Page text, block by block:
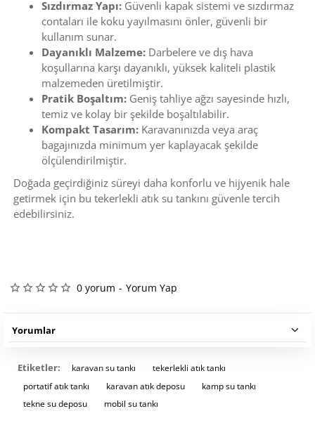
0 yorum - Yorum Yap
Sızdırmaz Yapı: Güvenli kapak sistemi ve sızdırmaz
contaları ile koku yayılmasını önler, güvenli bir
kullanım sunar.
Dayanıklı Malzeme: Darbelere ve dış hava
koşullarına karşı dayanıklı, yüksek kaliteli plastik
malzemeden üretilmiştir.
Pratik Boşaltım: Geniş tahliye ağzı sayesinde hızlı,
temiz ve kolay bir şekilde boşaltılabilir.
Kompakt Tasarım: Karavanınızda veya araç
bagajınızda minimum yer kaplayacak şekilde
ölçülendirilmiştir.
Doğada geçirdiğiniz süreyi daha konforlu ve hijyenik hale
getirmek için bu tekerlekli atık su tankını güvenle tercih
edebilirsiniz.
Yorumlar
Etiketler: karavan su tankı
tekerlekli atık tankı
portatif atık tankı
karavan atık deposu
kamp su tankı
tekne su deposu
mobil su tankı